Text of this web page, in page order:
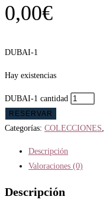
0,00€
DUBAI-1
Hay existencias
DUBAI-1 cantidad
RESERVAR
Categorías: COLECCIONES
Descripción
Valoraciones (0)
Descripción